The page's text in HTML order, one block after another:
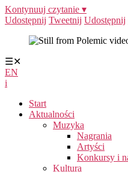
Kontynuuj czytanie ▾
Udostępnij Tweetnij Udostępnij
☰✕
EN
i
Start
Aktualności
Muzyka
Nagrania
Artyści
Konkursy i
Kultura